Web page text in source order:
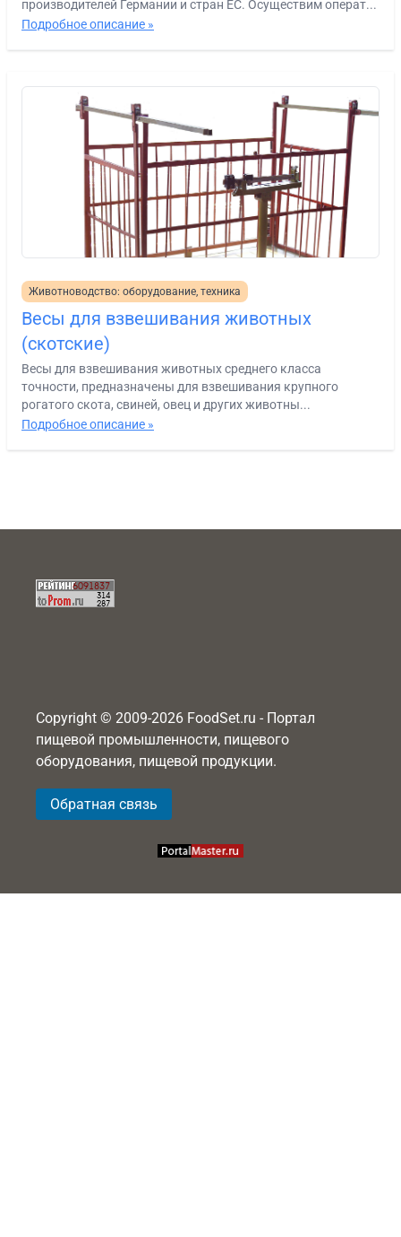
производителей Германии и стран ЕС. Осуществим операт...
Подробное описание »
Животноводство: оборудование, техника
Весы для взвешивания животных
(скотские)
Весы для взвешивания животных среднего класса
точности, предназначены для взвешивания крупного
рогатого скота, свиней, овец и других животны...
Подробное описание »
Copyright © 2009-2026 FoodSet.ru - Портал
пищевой промышленности, пищевого
оборудования, пищевой продукции.
Обратная связь